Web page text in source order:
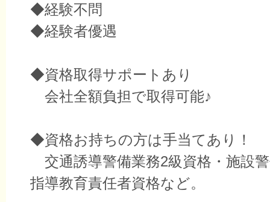
◆経験不問
◆経験者優遇
◆資格取得サポートあり
会社全額負担で取得可能♪
◆資格お持ちの方は手当てあり！
交通誘導警備業務2級資格・施設
指導教育責任者資格など。